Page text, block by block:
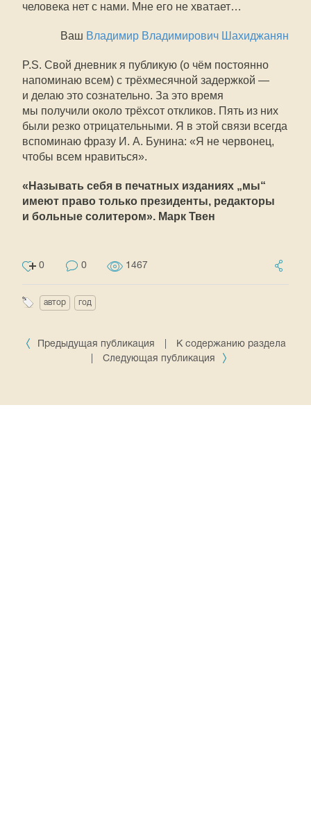
человека нет с нами. Мне его не хватает…
Ваш Владимир Владимирович Шахиджанян
P.S. Свой дневник я публикую (о чём постоянно
напоминаю всем) с трёхмесячной задержкой —
и делаю это сознательно. За это время
мы получили около трёхсот откликов. Пять из них
были резко отрицательными. Я в этой связи всегда
вспоминаю фразу И. А. Бунина: «Я не червонец,
чтобы всем нравиться».
«Называть себя в печатных изданиях „мы“
имеют право только президенты, редакторы
и больные солитером». Марк Твен
0 0 1467
автор год
Предыдущая публикация
К содержанию раздела
Следующая публикация